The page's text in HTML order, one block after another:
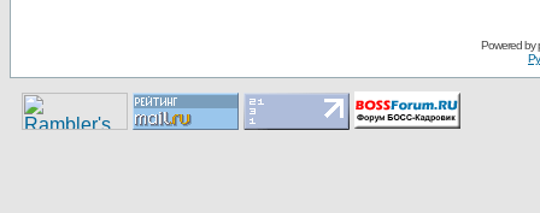
Pоwerеd by